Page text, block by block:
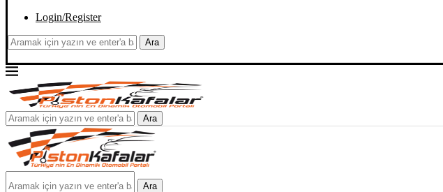
Login/Register
Ara
Ara
Ara